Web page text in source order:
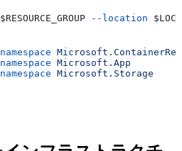
$RESOURCE_GROUP --location
Microsoft.App
Microsoft.Storage